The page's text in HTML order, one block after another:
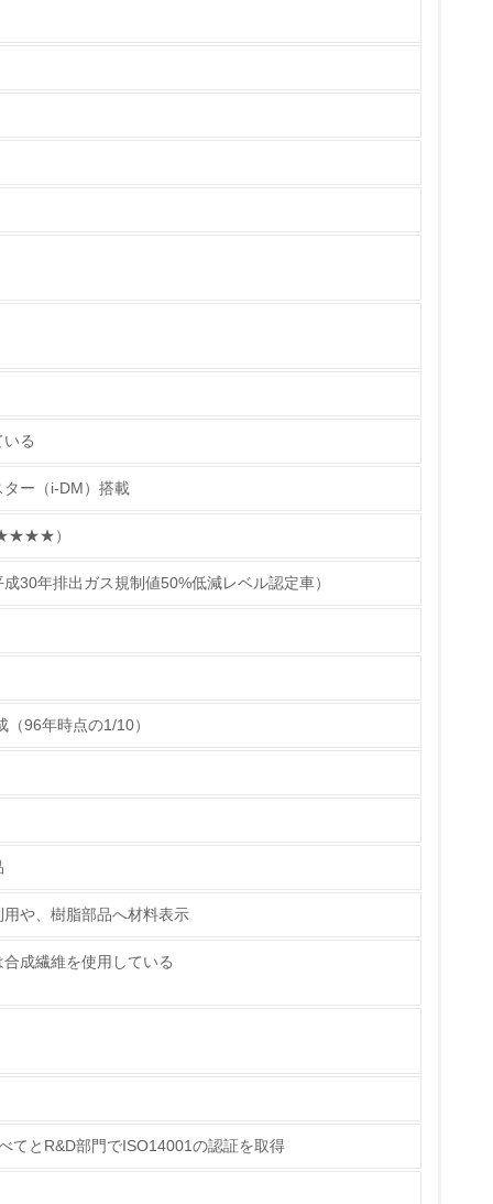
使用量削減の取り組みを行っている
・販売
る
的な販売目標や計画を立てている
る
ー（i-DM）搭載
★★★★）
30年排出ガス規制値50%低減レベル認定車）
96年時点の1/10）
や、樹脂部品へ材料表示
成繊維を使用している
てとR&D部門でISO14001の認証を取得